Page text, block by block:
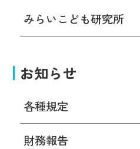
みらいこども研究所
お知らせ
各種規定
財務報告